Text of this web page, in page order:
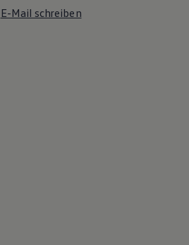
E-Mail schreiben